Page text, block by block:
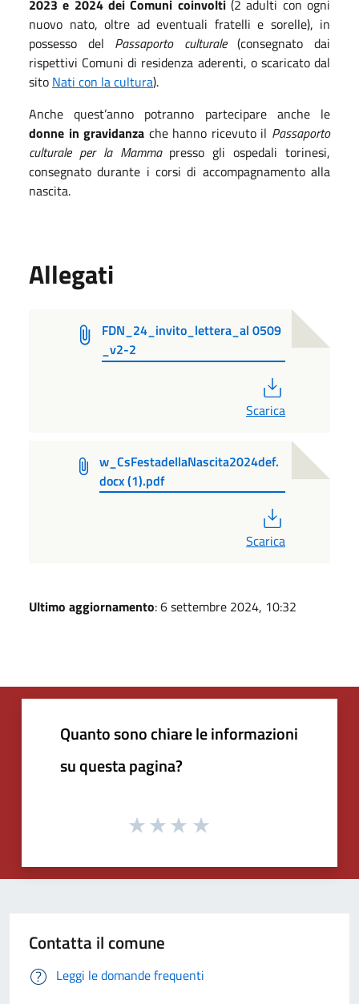
2023 e 2024dei Comuni coinvolti(2 adulti con ogni
nuovo nato, oltre ad eventuali fratelli e sorelle), in
possesso del Passaporto culturale(consegnato dai
rispettivi Comuni di residenza aderenti, o scaricato dal
sito Nati con la cultura).
Anche quest’anno potranno partecipare anche le
donne in gravidanza che hanno ricevuto il Passaporto
culturale per la Mamma presso gli ospedali torinesi,
consegnato durante i corsi di accompagnamento alla
nascita.
Allegati
FDN_24_invito_lettera_al 0509
_v2-2
Scarica
w_CsFestadellaNascita2024def.
docx (1).pdf
Scarica
Ultimo aggiornamento: 6 settembre 2024, 10:32
Quanto sono chiare le informazioni
su questa pagina?
Contatta il comune
Leggi le domande frequenti